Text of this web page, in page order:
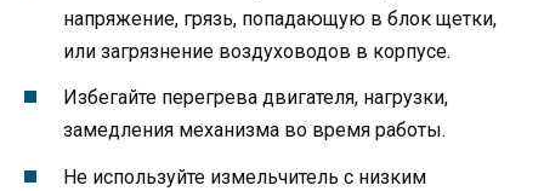
напряжение, грязь, попадающую в блок щетки,
или загрязнение воздуховодов в корпусе.
Избегайте перегрева двигателя, нагрузки,
замедления механизма во время работы.
Не используйте измельчитель с низким